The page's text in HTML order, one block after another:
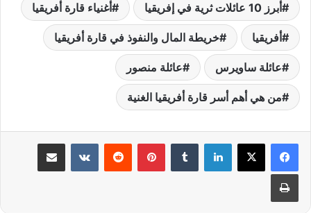
أبرز 10 عائلات ثرية في إفريقيا أغنياء قارة أفريقيا
أفريقيا خريطة المال والنفوذ في قارة أفريقيا
عائلة ساويرس عائلة منصور
من هي أهم أسر قارة أفريقيا الغنية
لينكدإن بينتيريست